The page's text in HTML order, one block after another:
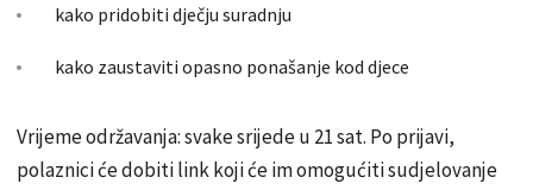
kako pridobiti dječju suradnju
kako zaustaviti opasno ponašanje kod djece
Vrijeme održavanja: svake srijede u 21 sat. Po prijavi,
polaznici će dobiti link koji će im omogućiti sudjelovanje